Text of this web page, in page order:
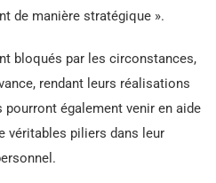
de manière stratégique ».
bloqués par les circonstances,
rendant leurs réalisations
également venir en aide
véritables piliers dans leur